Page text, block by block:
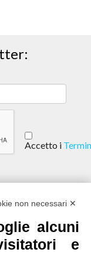
Accetto i
non necessari ✕
alcuni
e